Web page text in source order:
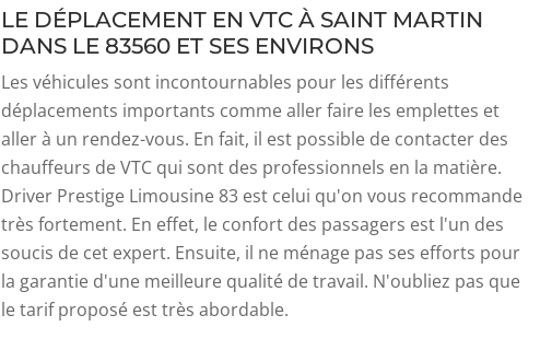
LE DÉPLACEMENT EN VTC À SAINT MARTIN
DANS LE 83560 ET SES ENVIRONS
Les véhicules sont incontournables pour les différents
déplacements importants comme aller faire les emplettes et
aller à un rendez-vous. En fait, il est possible de contacter des
chauffeurs de VTC qui sont des professionnels en la matière.
Driver Prestige Limousine 83 est celui qu'on vous recommande
très fortement. En effet, le confort des passagers est l'un des
soucis de cet expert. Ensuite, il ne ménage pas ses efforts pour
la garantie d'une meilleure qualité de travail. N'oubliez pas que
le tarif proposé est très abordable.